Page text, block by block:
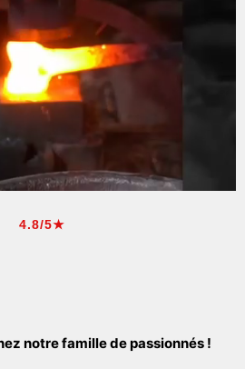
4.8/5★
notre famille de passionnés !